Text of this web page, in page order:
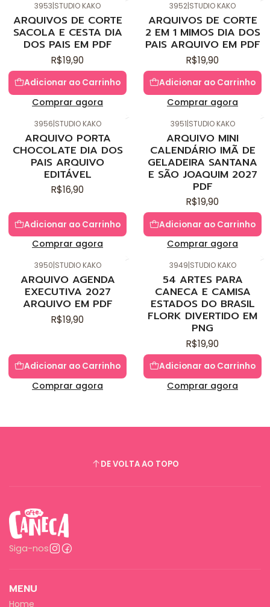
3953|STUDIO KAKO
ARQUIVOS DE CORTE
SACOLA E CESTA DIA
DOS PAIS EM PDF
R$19,90
Adicionar ao Carrinho
Comprar agora
3952|STUDIO KAKO
ARQUIVOS DE CORTE
2 EM 1 MIMOS DIA DOS
PAIS ARQUIVO EM PDF
R$19,90
Adicionar ao Carrinho
Comprar agora
3956|STUDIO KAKO
ARQUIVO PORTA
CHOCOLATE DIA DOS
PAIS ARQUIVO
EDITÁVEL
R$16,90
Adicionar ao Carrinho
Comprar agora
3951|STUDIO KAKO
ARQUIVO MINI
CALENDÁRIO IMÃ DE
GELADEIRA SANTANA
E SÃO JOAQUIM 2027
PDF
R$19,90
Adicionar ao Carrinho
Comprar agora
3950|STUDIO KAKO
ARQUIVO AGENDA
EXECUTIVA 2027
ARQUIVO EM PDF
R$19,90
Adicionar ao Carrinho
Comprar agora
3949|STUDIO KAKO
54 ARTES PARA
CANECA E CAMISA
ESTADOS DO BRASIL
FLORK DIVERTIDO EM
PNG
R$19,90
Adicionar ao Carrinho
Comprar agora
DE VOLTA AO TOPO
Siga-nos
MENU
Home